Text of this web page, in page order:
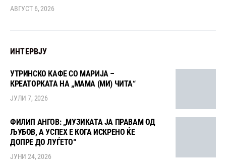
АВГУСТ 6, 2026
ИНТЕРВЈУ
УТРИНСКО КАФЕ СО МАРИЈА –
КРЕАТОРКАТА НА „МАМА (МИ) ЧИТА“
ЈУЛИ 7, 2026
ФИЛИП АНГОВ: „МУЗИКАТА ЈА ПРАВАМ ОД
ЉУБОВ, А УСПЕХ Е КОГА ИСКРЕНО ЌЕ
ДОПРЕ ДО ЛУЃЕТО“
ЈУНИ 24, 2026